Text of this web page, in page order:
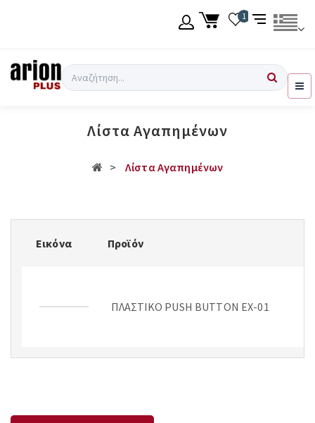
Σύνδεση χρήση
1
Αναζήτηση
Λίστα Αγαπημένων
Λίστα Αγαπημένων
Εικόνα Προϊόν
ΠΛΑΣΤΙΚΟ PUSH BUTTON EX-01